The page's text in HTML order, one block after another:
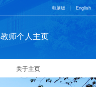
电脑版 English
教师个人主页
关于主页